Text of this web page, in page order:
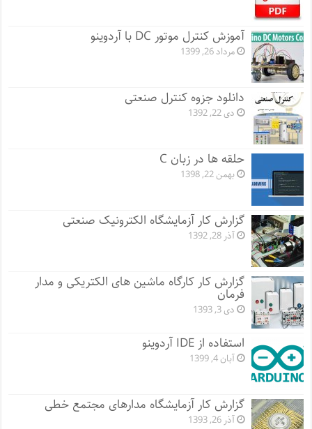
آموزش کنترل موتور DC با آردوینو
مرداد 26, 1399
دانلود جزوه کنترل صنعتی
دی 22, 1392
حلقه ها در زبان C
بهمن 22, 1398
گزارش کار آزمایشگاه الکترونیک صنعتی
آذر 28, 1392
گزارش کار کارگاه ماشین های الکتریکی و مدار
فرمان
دی 3, 1393
استفاده از IDE آردوینو
آبان 4, 1399
گزارش کار آزمایشگاه مدارهای مجتمع خطی
آذر 26, 1393